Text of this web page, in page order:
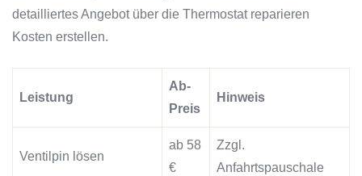
detailliertes Angebot über die Thermostat reparieren
Kosten erstellen.
Leistung
Ab-
Preis
Hinweis
Ventilpin lösen
ab 58
€
Zzgl.
Anfahrtspauschale